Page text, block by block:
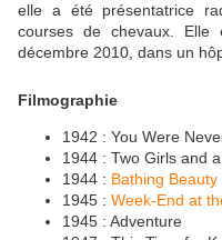
elle a été présentatrice
courses de chevaux.
décembre 2010, dans un
Filmographie
1942 : You Were
1944 : Two Girls and
1944 : Bathing Beauty
1945 : Week-End at
1945 : Adventure